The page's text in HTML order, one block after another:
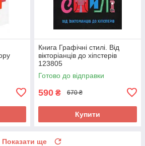
Книга Графічні стилі. Від
вікторіанців до хіпстерів
123805
Готово до відправки
590 ₴ 670 ₴
Купити
Показати ще